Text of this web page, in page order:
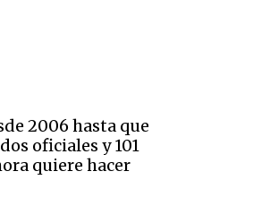
2006 hasta que
oficiales y 101
quiere hacer